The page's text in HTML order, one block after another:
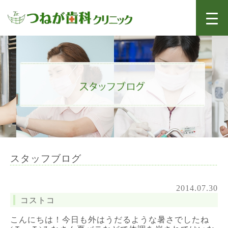
スタッフブログ
2014.07.30
コストコ
こんにちは！今日も外はうだるような暑さでしたね